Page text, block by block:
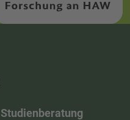
Studienberatung